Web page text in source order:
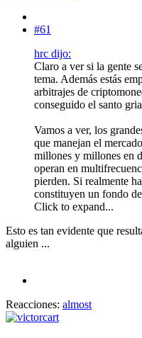
#61
hrc dijo:
Claro a ver si la gente
tema. Además estás
arbitrajes de
conseguido el santo
Vamos a ver, los
que manejan el
millones y millones en
operan en
pierden. Si realmente
constituyen un fondo
Click to expand...
Esto es tan evidente que
alguien ...
Reacciones: almost